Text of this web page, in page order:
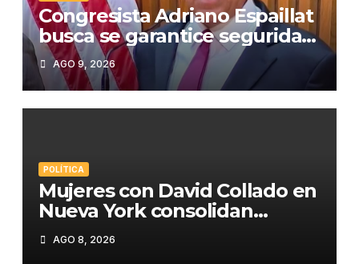
Congresista Adriano Espaillat
busca se garantice seguridad
ciudadana en Desfile
Dominicano de Nueva York
AGO 9, 2026
POLÍTICA
Mujeres con David Collado en
Nueva York consolidan
respaldo político en
encuentro en El Bronx
AGO 8, 2026